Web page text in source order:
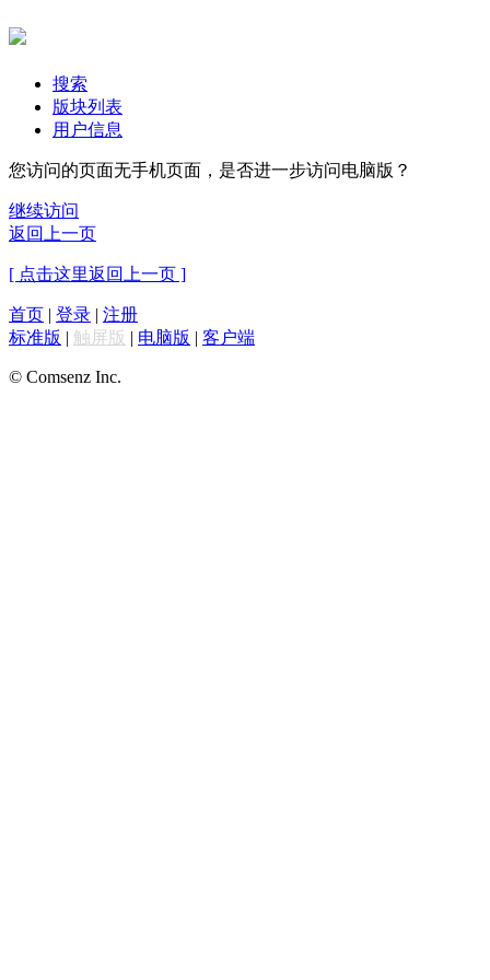
搜索
版块列表
用户信息
您访问的页面无手机页面，是否进一步访问电脑版？
继续访问
返回上一页
[ 点击这里返回上一页 ]
首页 | 登录 | 注册
标准版 | 触屏版 | 电脑版 | 客户端
© Comsenz Inc.